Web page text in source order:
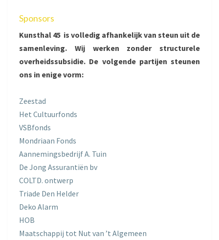
Sponsors
Kunsthal 45 is volledig afhankelijk van steun uit de
samenleving. Wij werken zonder structurele
overheidssubsidie. De volgende partijen steunen
ons in enige vorm:
Zeestad
Het Cultuurfonds
VSBfonds
Mondriaan Fonds
Aannemingsbedrijf A. Tuin
De Jong Assurantiën bv
COLTD. ontwerp
Triade Den Helder
Deko Alarm
HOB
Maatschappij tot Nut van ’t Algemeen